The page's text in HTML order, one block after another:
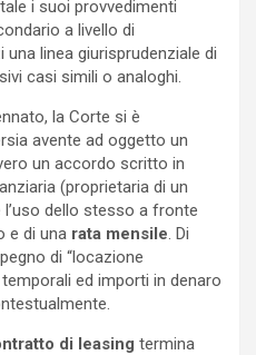
tale i suoi provvedimenti
a livello di
una linea giurisprudenziale di
casi simili o analoghi.
la Corte si è
avente ad oggetto un
un accordo scritto in
(proprietaria di un
dello stesso a fronte
e di una rata mensile . Di
di “locazione
ed importi in denaro
di leasing termina